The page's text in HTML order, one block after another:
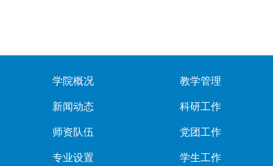
学院概况
新闻动态
师资队伍
专业设置
教学管理
科研工作
党团工作
学生工作